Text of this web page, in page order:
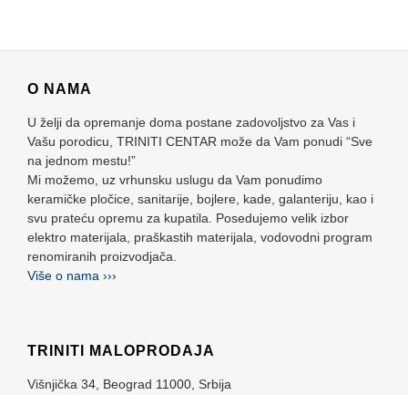
O NAMA
U želji da opremanje doma postane zadovoljstvo za Vas i
Vašu porodicu, TRINITI CENTAR može da Vam ponudi “Sve
na jednom mestu!”
Mi možemo, uz vrhunsku uslugu da Vam ponudimo
keramičke pločice, sanitarije, bojlere, kade, galanteriju, kao i
svu prateću opremu za kupatila. Posedujemo velik izbor
elektro materijala, praškastih materijala, vodovodni program
renomiranih proizvodjača.
Više o nama ›››
TRINITI MALOPRODAJA
Višnjička 34, Beograd 11000, Srbija